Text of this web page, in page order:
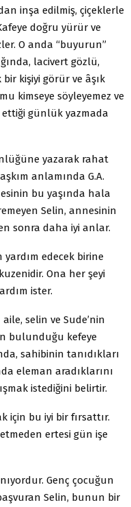
inşa edilmiş, çiçeklerle
doğru yürür ve
O anda “buyurun”
lacivert gözlü,
kişiyi görür ve âşık
kimseye söyleyemez ve
ettiği günlük yazmada
yazarak rahat
anlamında G.A.
bu yaşında hala
Selin, annesinin
sonra daha iyi anlar.
yardım edecek birine
Ona her şeyi
ister.
selin ve Sude’nin
bulunduğu kefeye
sahibinin tanıdıkları
eleman aradıklarını
istediğini belirtir.
için bu iyi bir fırsattır.
etmeden ertesi gün işe
Genç çocuğun
Selin, bunun bir